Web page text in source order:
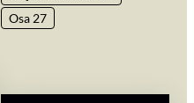
Osa 27